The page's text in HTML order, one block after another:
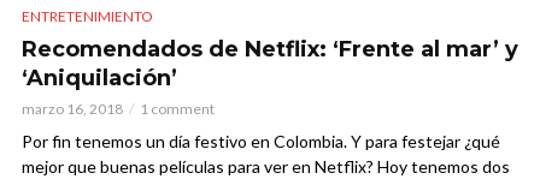
ENTRETENIMIENTO
Recomendados de Netflix: ‘Frente al mar’ y
‘Aniquilación’
marzo 16, 2018 1 comment
Por fin tenemos un día festivo en Colombia. Y para festejar ¿qué
mejor que buenas películas para ver en Netflix? Hoy tenemos dos